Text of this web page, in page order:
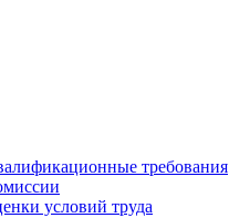
требования
условий труда